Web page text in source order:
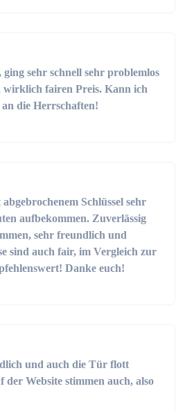
ging sehr schnell sehr problemlos
fairen Preis. Kann ich
die Herrschaften!
Schlüssel sehr
aufbekommen. Zuverlässig
sehr freundlich und
sind auch fair, im Vergleich zur
Danke euch!
und auch die Tür flott
der Website stimmen auch, also